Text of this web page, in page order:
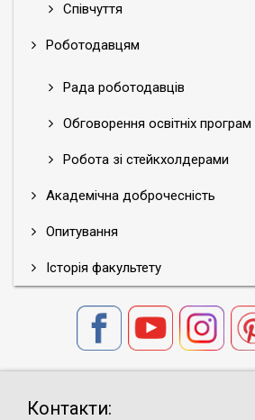
Співчуття
Роботодавцям
Рада роботодавців
Обговорення освітніх програм
Робота зі стейкхолдерами
Академічна доброчесність
Опитування
Історія факультету
Контакти: